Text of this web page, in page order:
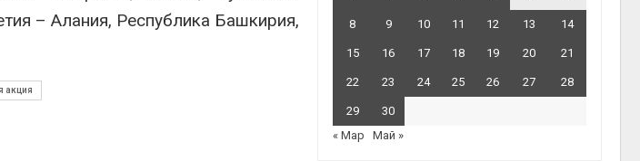
– Алания, Республика Башкирия,
акция
8 9 10 11 12 13 14
15 16 17 18 19 20 21
22 23 24 25 26 27 28
29
30
« Мар
Май »